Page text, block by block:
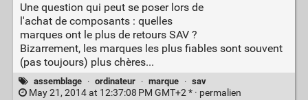
Une question qui peut se poser lors de
l'achat de composants : quelles
marques ont le plus de retours SAV ?
Bizarrement, les marques les plus fiables sont souvent
(pas toujours) plus chères...
assemblage · ordinateur · marque · sav
May 21, 2014 at 12:37:08 PM GMT+2 * · permalien